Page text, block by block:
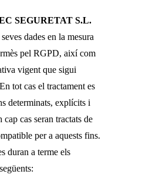
SEGURETAT S.L.
dades en la mesura
pel RGPD, així com
vigent que sigui
tot cas el tractament es
determinats, explícits i
cap cas seran tractats de
per a aquests fins.
duran a terme els